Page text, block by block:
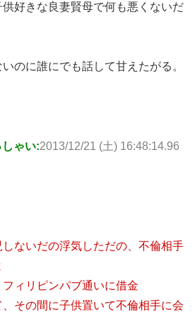
好きな良妻賢母で何も悪くないだ
のに誰にでも話して甘えたがる。
ゃい:2013/12/21 (土) 16:48:14.96
ないだの浮気しただの、不倫相手
ィリピンパブ通いに借金
その間に子供置いて不倫相手に会